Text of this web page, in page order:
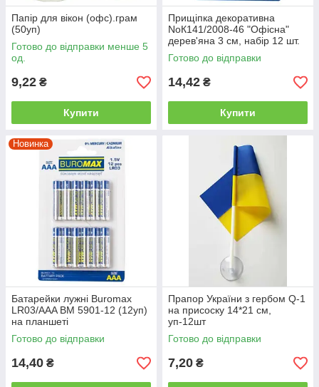
Папір для вікон (офс).грам
(50уп)
Готово до відправки менше 5
од.
9,22 ₴
Купити
Прищіпка декоративна
NoК141/2008-46 "Офісна"
дерев'яна 3 см, набір 12 шт.
Готово до відправки
14,42 ₴
Купити
Новинка
Батарейки лужні Buromax
LR03/AAA ВМ 5901-12 (12уп)
на планшеті
Готово до відправки
14,40 ₴
Прапор України з гербом Q-1
на присоску 14*21 см,
уп-12шт
Готово до відправки
7,20 ₴